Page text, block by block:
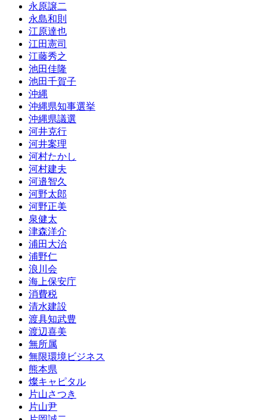
永原譲二
永島和則
江原達也
江田憲司
江藤秀之
池田佳隆
池田千賀子
沖縄
沖縄県知事選挙
沖縄県議選
河井克行
河井案理
河村たかし
河村建夫
河邉智久
河野太郎
河野正美
泉健太
津森洋介
浦田大治
浦野仁
浪川会
海上保安庁
消費税
清水建設
渡具知武豊
渡辺喜美
無所属
無限環境ビジネス
熊本県
燦キャピタル
片山さつき
片山尹